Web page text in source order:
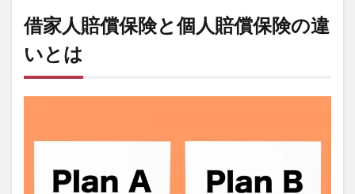
借家人賠償保険と個人賠償保険の違
いとは